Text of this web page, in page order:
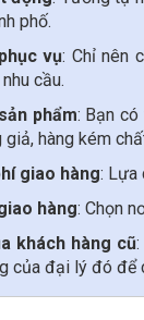
phố.
vụ: Chỉ nên
cầu.
phẩm: Bạn
hàng kém
giao hàng: Lựa
hàng: Chọn
khách hàng cũ:
của đại lý đó để